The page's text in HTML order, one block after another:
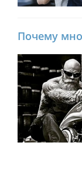
Почему